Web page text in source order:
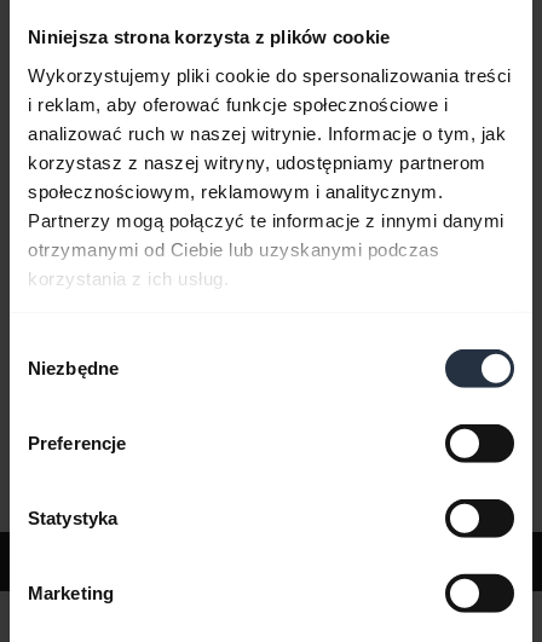
Niniejsza strona korzysta z plików cookie
Wykorzystujemy pliki cookie do spersonalizowania treści
i reklam, aby oferować funkcje społecznościowe i
analizować ruch w naszej witrynie. Informacje o tym, jak
korzystasz z naszej witryny, udostępniamy partnerom
społecznościowym, reklamowym i analitycznym.
Partnerzy mogą połączyć te informacje z innymi danymi
otrzymanymi od Ciebie lub uzyskanymi podczas
korzystania z ich usług.
zgody
Niezbędne
Preferencje
Statystyka
Marketing
Przewodnik po parowaniu urządzeń Bluetooth
Najczęściej zadawane pytania
Dokumenty dotyczące produktów